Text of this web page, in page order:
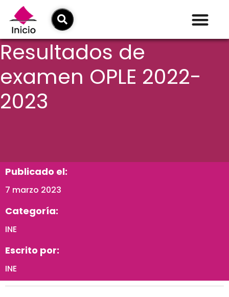
Resultados de
examen OPLE 2022-
2023
Publicado el:
7 marzo 2023
Categoría:
INE
Escrito por:
INE